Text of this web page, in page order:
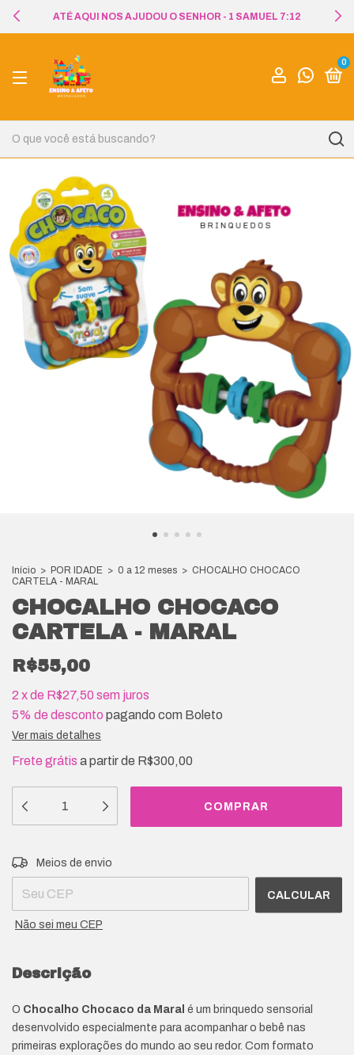
ATÉ AQUI NOS AJUDOU O SENHOR - 1 SAMUEL 7:12
0
Início > POR IDADE > 0 a 12 meses > CHOCALHO CHOCACO
CARTELA - MARAL
CHOCALHO CHOCACO
CARTELA - MARAL
R$55,00
2 xde R$27,50 sem juros
5% de desconto pagando com Boleto
Ver mais detalhes
Frete grátis a partir de R$300,00
Entregas para o CEP:
Meios de envio
CALCULAR
Não sei meu CEP
Descrição
O Chocalho Chocaco da Maral é um brinquedo sensorial
desenvolvido especialmente para acompanhar o bebê nas
primeiras explorações do mundo ao seu redor. Com formato